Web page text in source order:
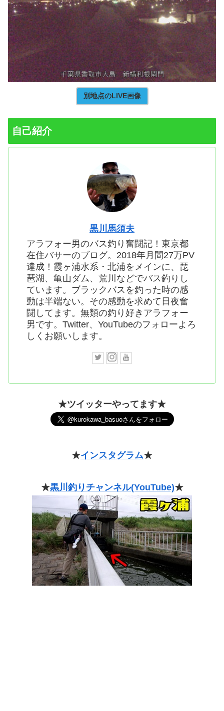
別地点のLIVE画像
自己紹介
黒川馬須夫
アラフォー男のバス釣り奮闘記！東京都
在住バサーのブログ。2018年月間27万PV
達成！霞ヶ浦水系・北浦をメインに、琵
琶湖、亀山ダム、荒川などでバス釣りし
ています。ブラックバスを釣った時の感
動は半端ない。その感動を求めて日夜奮
闘してます。無類の釣り好きアラフォー
男です。Twitter、YouTubeのフォローよろ
しくお願いします。
★ツイッターやってます★
★インスタグラム★
★黒川釣りチャンネル(YouTube)★